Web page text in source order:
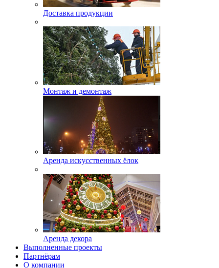
Доставка продукции
Монтаж и демонтаж
Аренда искусственных ёлок
Аренда декора
Выполненные проекты
Партнёрам
О компании